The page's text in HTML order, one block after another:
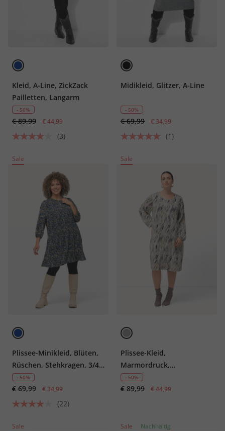
Kleid, A-Line, ZickZack
Pailletten, Langarm
- 50%
€ 89,99 € 44,99
(3)
Midikleid, Glitzer, A-Line
- 50%
€ 69,99 € 34,99
(1)
Sale
Plissee-Minikleid, Blüten,
Rüschen, Stehkragen, 3/4-
Arm
- 50%
€ 69,99 € 34,99
(22)
Sale
Plissee-Kleid,
Marmordruck,
Godetfalten, Rundhals,
Langarm
- 50%
€ 89,99 € 44,99
Sale Sale Nachhaltig